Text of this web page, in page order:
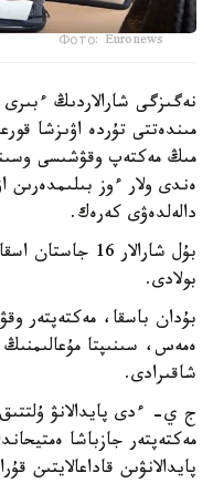
Фото: Euronews
نەگىزگى شارالاردىڭ
مىڭ مەكتەپ وقۋشىسى
ەندى ولار ءوز بىلىمدەرىن
دالەلدەۋى كەرەك.
بۇل شارالار 16
بولادى.
بۇدان باسقا، مەكتەپتەر
ەمەس، سىنىپتا مۇعالىمنىڭ
شاقىرادى.
ج ي- ءدى پايدالانۋ
مەكتەپتەر جازباشا
پايدالانۋىن قاداعالايتىن